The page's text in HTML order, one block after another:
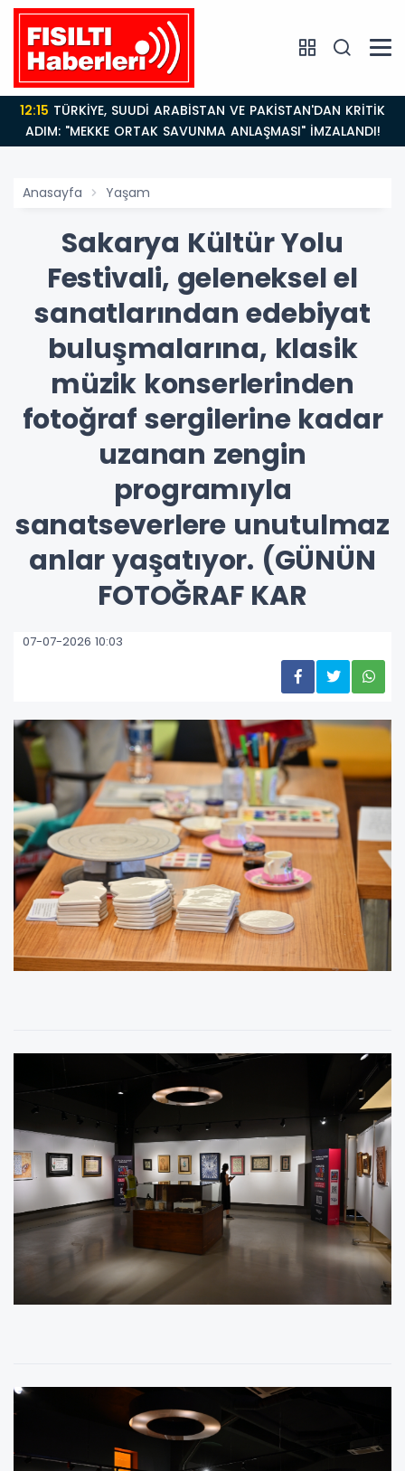
14:21BAKAN GÜRLEK’TEN TİGAD ÇALIŞTAYINDA Çarpıcı
AÇIKLAMALAR: "Pazar Günü Yeni Bir Aydınlığa
Uyanacağız"
Anasayfa Yaşam
Sakarya Kültür Yolu
Festivali, geleneksel el
sanatlarından edebiyat
buluşmalarına, klasik
müzik konserlerinden
fotoğraf sergilerine kadar
uzanan zengin
programıyla
sanatseverlere unutulmaz
anlar yaşatıyor. (GÜNÜN
FOTOĞRAF KAR
07-07-2026 10:03